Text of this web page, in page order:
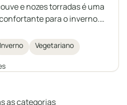
e nozes torradas é uma
para o inverno.
tempo aconchegante e
Inverno Vegetariano
as categorias